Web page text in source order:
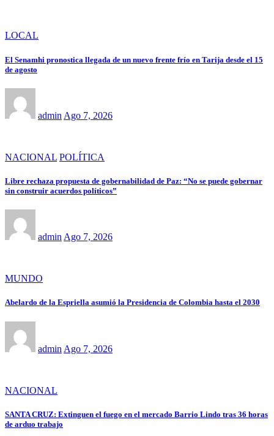
LOCAL
El Senamhi pronostica llegada de un nuevo frente frío en Tarija desde el 15
de agosto
admin Ago 7, 2026
NACIONAL POLÍTICA
Libre rechaza propuesta de gobernabilidad de Paz: “No se puede gobernar
sin construir acuerdos políticos”
admin Ago 7, 2026
MUNDO
Abelardo de la Espriella asumió la Presidencia de Colombia hasta el 2030
admin Ago 7, 2026
NACIONAL
SANTA CRUZ: Extinguen el fuego en el mercado Barrio Lindo tras 36 horas
de arduo trabajo